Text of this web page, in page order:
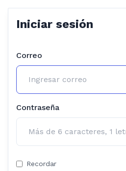
Iniciar sesión
Correo
Contraseña
Recordar